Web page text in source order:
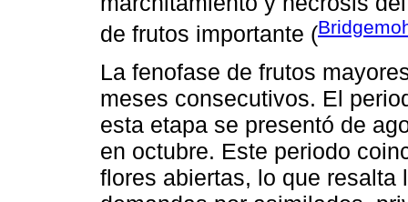
de frutos importante (
La fenofase de frutos
meses consecutivos. El
esta etapa se presentó de
en octubre. Este periodo
flores abiertas, lo que resalta